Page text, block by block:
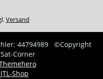
Versand
44794989
©Copyright
Corner
JTL-Shop